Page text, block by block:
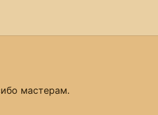
мастерам.